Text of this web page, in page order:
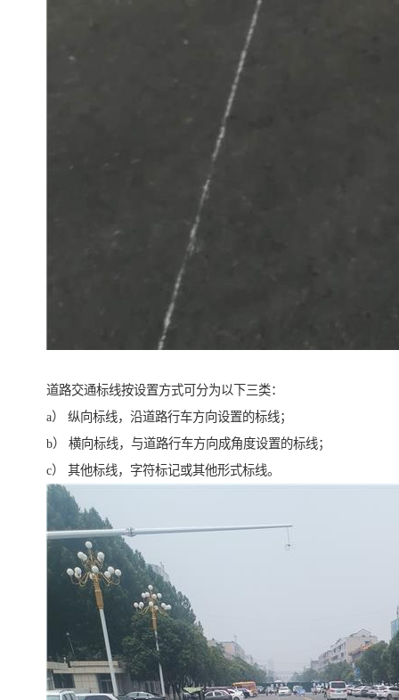
道路交通标线按设置方式可分为以下三类：
a） 纵向标线，沿道路行车方向设置的标线；
b） 横向标线，与道路行车方向成角度设置的标线；
c） 其他标线，字符标记或其他形式标线。